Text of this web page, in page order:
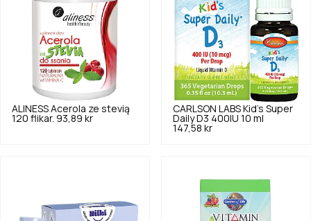
ALINESS Acerola ze stevią
120 flikar. 93,89 kr
CARLSON LABS Kid's Super
Daily D3 400IU 10 ml
147,58 kr